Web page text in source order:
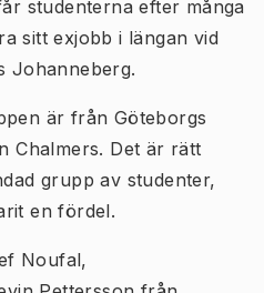
studenterna efter många
sitt exjobb i längan vid
Johanneberg.
är från Göteborgs
Chalmers. Det är rätt
grupp av studenter,
en fördel.
Noufal,